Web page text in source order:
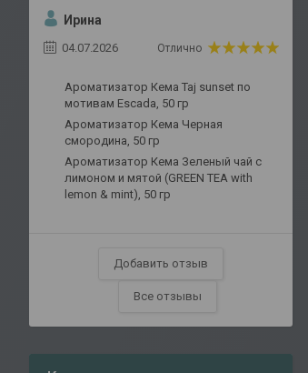
Ирина
04.07.2026 Отлично
Ароматизатор Кема Taj sunset по
мотивам Escada, 50 гр
Ароматизатор Кема Черная
смородина, 50 гр
Ароматизатор Кема Зеленый чай с
лимоном и мятой (GREEN TEA with
lemon & mint), 50 гр
Добавить отзыв
Все отзывы